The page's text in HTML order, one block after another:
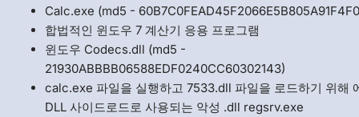
Calc.exe (md5 -
합법적인 윈도우 7 계산기 응용 프로그램
윈도우 Codecs.dll (md5 -
21930ABBBB06588EDF0240CC60302143)
calc.exe 파일을 실행하고 7533.dll 파일을 로드하기 위해
DLL 사이드로드로 사용되는 악성 .dll regsrv.exe